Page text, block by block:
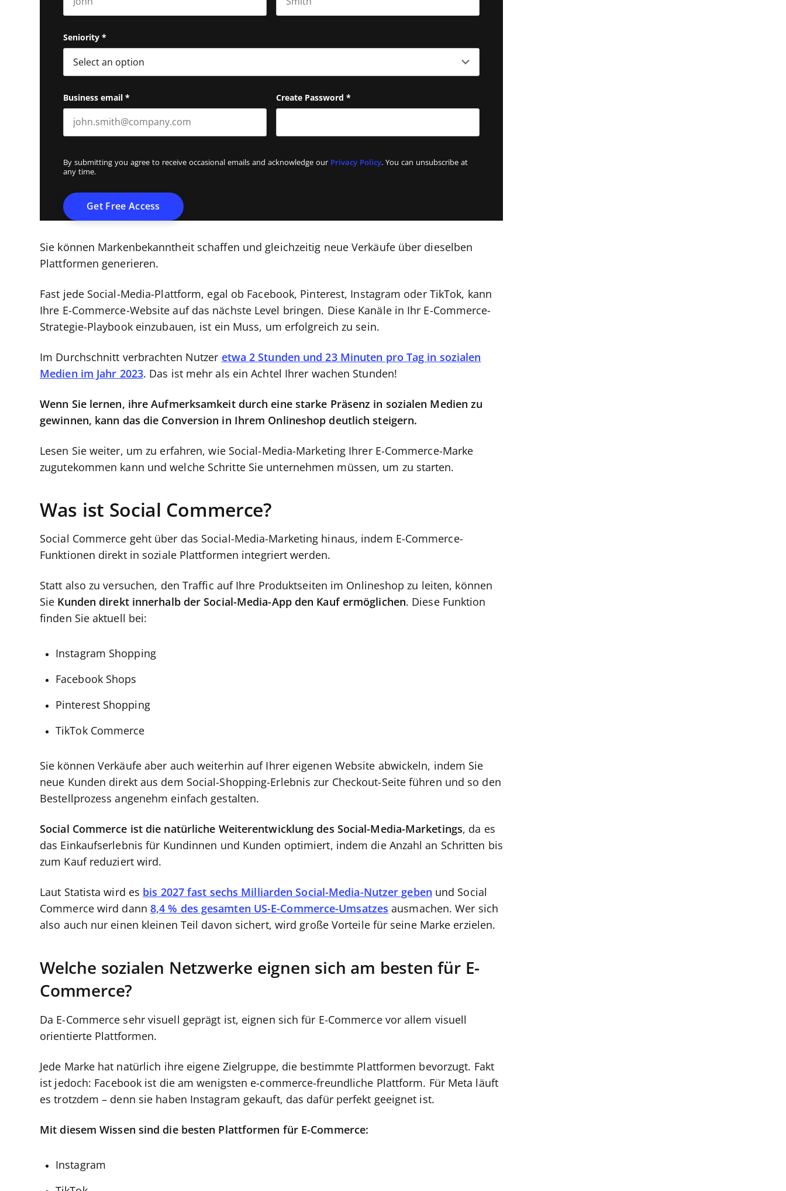
Seniority *
Business email * Create Password *
By submitting you agree to receive occasional emails and acknowledge our Privacy Policy. You can unsubscribe at
any time.
Sie können Markenbekanntheit schaffen und gleichzeitig neue Verkäufe über dieselben
Plattformen generieren.
Fast jede Social-Media-Plattform, egal ob Facebook, Pinterest, Instagram oder TikTok, kann
Ihre E-Commerce-Website auf das nächste Level bringen. Diese Kanäle in Ihr E-Commerce-
Strategie-Playbook einzubauen, ist ein Muss, um erfolgreich zu sein.
Im Durchschnitt verbrachten Nutzer etwa 2 Stunden und 23 Minuten pro Tag in sozialen
Medien im Jahr 2023. Das ist mehr als ein Achtel Ihrer wachen Stunden!
Wenn Sie lernen, ihre Aufmerksamkeit durch eine starke Präsenz in sozialen Medien zu
gewinnen, kann das die Conversion in Ihrem Onlineshop deutlich steigern.
Lesen Sie weiter, um zu erfahren, wie Social-Media-Marketing Ihrer E-Commerce-Marke
zugutekommen kann und welche Schritte Sie unternehmen müssen, um zu starten.
Was ist Social Commerce?
Social Commerce geht über das Social-Media-Marketing hinaus, indem E-Commerce-
Funktionen direkt in soziale Plattformen integriert werden.
Statt also zu versuchen, den Traffic auf Ihre Produktseiten im Onlineshop zu leiten, können
Sie Kunden direkt innerhalb der Social-Media-App den Kauf ermöglichen. Diese Funktion
finden Sie aktuell bei:
Instagram Shopping
Facebook Shops
Pinterest Shopping
TikTok Commerce
Sie können Verkäufe aber auch weiterhin auf Ihrer eigenen Website abwickeln, indem Sie
neue Kunden direkt aus dem Social-Shopping-Erlebnis zur Checkout-Seite führen und so den
Bestellprozess angenehm einfach gestalten.
Social Commerce ist die natürliche Weiterentwicklung des Social-Media-Marketings, da es
das Einkaufserlebnis für Kundinnen und Kunden optimiert, indem die Anzahl an Schritten bis
zum Kauf reduziert wird.
Laut Statista wird es bis 2027 fast sechs Milliarden Social-Media-Nutzer geben und Social
Commerce wird dann 8,4 % des gesamten US-E-Commerce-Umsatzes ausmachen. Wer sich
also auch nur einen kleinen Teil davon sichert, wird große Vorteile für seine Marke erzielen.
Welche sozialen Netzwerke eignen sich am besten für E-
Commerce?
Da E-Commerce sehr visuell geprägt ist, eignen sich für E-Commerce vor allem visuell
orientierte Plattformen.
Jede Marke hat natürlich ihre eigene Zielgruppe, die bestimmte Plattformen bevorzugt. Fakt
ist jedoch: Facebook ist die am wenigsten e-commerce-freundliche Plattform. Für Meta läuft
es trotzdem – denn sie haben Instagram gekauft, das dafür perfekt geeignet ist.
Mit diesem Wissen sind die besten Plattformen für E-Commerce:
Instagram